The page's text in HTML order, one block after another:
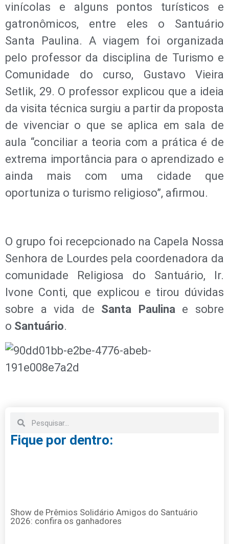
vinícolas e alguns pontos turísticos e
gatronômicos, entre eles o Santuário
Santa Paulina. A viagem foi organizada
pelo professor da disciplina de Turismo e
Comunidade do curso, Gustavo Vieira
Setlik, 29. O professor explicou que a ideia
da visita técnica surgiu a partir da proposta
de vivenciar o que se aplica em sala de
aula “conciliar a teoria com a prática é de
extrema importância para o aprendizado e
ainda mais com uma cidade que
oportuniza o turismo religioso”, afirmou.
O grupo foi recepcionado na Capela Nossa
Senhora de Lourdes pela coordenadora da
comunidade Religiosa do Santuário, Ir.
Ivone Conti, que explicou e tirou dúvidas
sobre a vida de Santa Paulinae sobre
o Santuário.
Fique por dentro:
Show de Prêmios Solidário Amigos do Santuário
2026: confira os ganhadores